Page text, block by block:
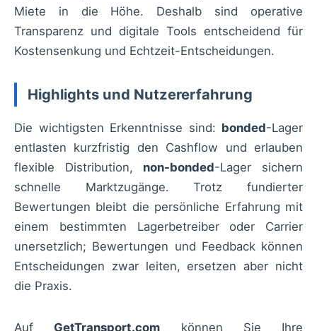
Miete in die Höhe. Deshalb sind operative
Transparenz und digitale Tools entscheidend für
Kostensenkung und Echtzeit-Entscheidungen.
Highlights und Nutzererfahrung
Die wichtigsten Erkenntnisse sind: bonded-Lager
entlasten kurzfristig den Cashflow und erlauben
flexible Distribution, non-bonded-Lager sichern
schnelle Marktzugänge. Trotz fundierter
Bewertungen bleibt die persönliche Erfahrung mit
einem bestimmten Lagerbetreiber oder Carrier
unersetzlich; Bewertungen und Feedback können
Entscheidungen zwar leiten, ersetzen aber nicht
die Praxis.
Auf GetTransport.com können Sie Ihre